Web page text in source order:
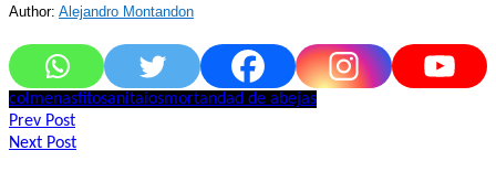
Author: Alejandro Montandon
colmenasfitosanitaiosmortandad de abejas
Navegación
de
Prev Post
Next Post